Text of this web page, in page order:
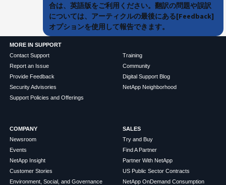
合は、英語版をご利用ください。翻訳の問題や誤訳
については、アーティクルの最後にある[Feedback]
オプションを使用して報告できます。
MORE IN SUPPORT
Contact Support
Report an Issue
Provide Feedback
Security Advisories
Support Policies and Offerings
Training
Community
Digital Support Blog
NetApp Neighborhood
COMPANY
Newsroom
Events
NetApp Insight
Customer Stories
Environment, Social, and Governance
SALES
Try and Buy
Find A Partner
Partner With NetApp
US Public Sector Contracts
NetApp OnDemand Consumption